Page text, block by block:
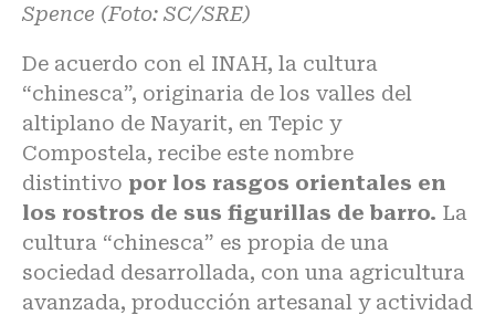
Spence (Foto: SC/SRE)
De acuerdo con el INAH, la cultura
“chinesca”, originaria de los valles del
altiplano de Nayarit, en Tepic y
Compostela, recibe este nombre
distintivo por los rasgos orientales en
los rostros de sus figurillas de barro. La
cultura “chinesca” es propia de una
sociedad desarrollada, con una agricultura
avanzada, producción artesanal y actividad